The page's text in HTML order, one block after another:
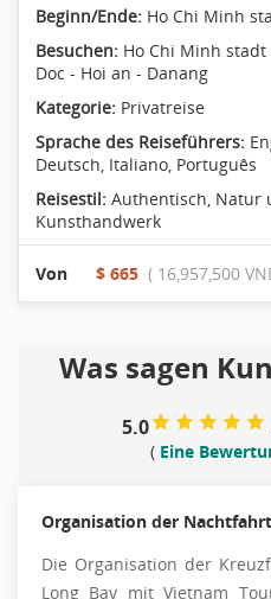
Beginn/Ende: Ho Chi Minh
Besuchen: Ho Chi Minh stadt
Doc - Hoi an - Danang
Kategorie: Privatreise
Sprache des Reiseführers:
Deutsch, Italiano, Português
Reisestil: Authentisch Natur
Kunsthandwerk
Von $ 665 ( 16,957,500
Was sagen
5.0
( Eine
Organisation der
Die Organisation der
Long Bay mit Vietnam